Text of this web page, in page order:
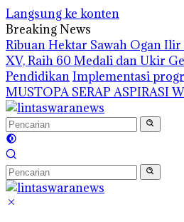
Langsung ke konten
Breaking News
Ribuan Hektar Sawah Ogan
XV, Raih 60 Medali dan Ukir
PendidikanImplementasi
MUSTOPA SERAP ASPIRASI